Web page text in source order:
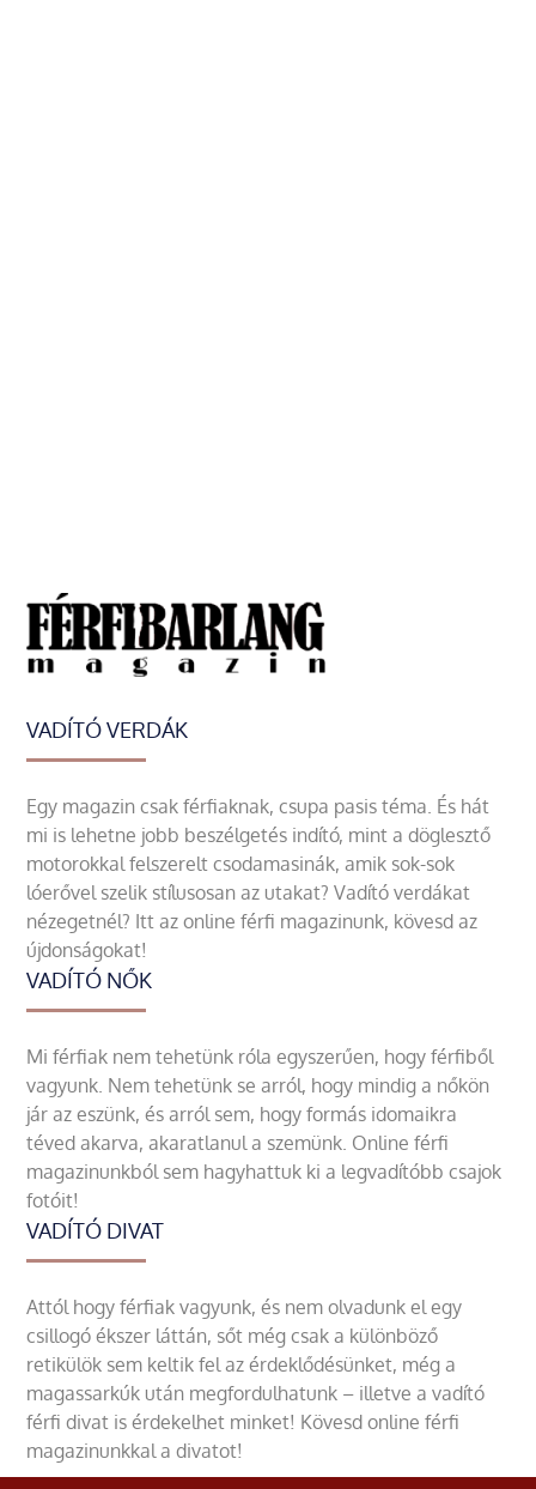
VADÍTÓ VERDÁK
Egy magazin csak férfiaknak, csupa pasis téma. És hát
mi is lehetne jobb beszélgetés indító, mint a döglesztő
motorokkal felszerelt csodamasinák, amik sok-sok
lóerővel szelik stílusosan az utakat? Vadító verdákat
nézegetnél? Itt az online férfi magazinunk, kövesd az
újdonságokat!
VADÍTÓ NŐK
Mi férfiak nem tehetünk róla egyszerűen, hogy férfiből
vagyunk. Nem tehetünk se arról, hogy mindig a nőkön
jár az eszünk, és arról sem, hogy formás idomaikra
téved akarva, akaratlanul a szemünk. Online férfi
magazinunkból sem hagyhattuk ki a legvadítóbb csajok
fotóit!
VADÍTÓ DIVAT
Attól hogy férfiak vagyunk, és nem olvadunk el egy
csillogó ékszer láttán, sőt még csak a különböző
retikülök sem keltik fel az érdeklődésünket, még a
magassarkúk után megfordulhatunk – illetve a vadító
férfi divat is érdekelhet minket! Kövesd online férfi
magazinunkkal a divatot!